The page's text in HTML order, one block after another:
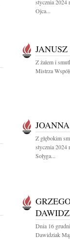
stycznia 2024
Ojca...
Z żalem i
Mistrza
JOANNA
Z głębokim
stycznia 2024
Sołyga...
Dnia 16
Dawidziak